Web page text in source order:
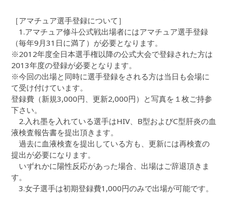
［アマチュア選手登録について］
1.アマチュア修斗公式戦出場者にはアマチュア選手登録
（毎年9月31日に満了）が必要となります。
※2012年度全日本選手権以降の公式大会で登録された方は
2013年度の登録が必要となります。
※今回の出場と同時に選手登録をされる方は当日も会場に
て受け付けています。
登録費（新規3,000円、更新2,000円）と写真を１枚ご持参
下さい。
2.入れ墨を入れている選手はHIV、B型およびC型肝炎の血
液検査報告書を提出頂きます。
過去に血液検査を提出している方も、更新には再検査の
提出が必要になります。
いずれかに陽性反応があった場合、出場はご辞退頂きま
す。
3.女子選手は初期登録費1,000円のみで出場が可能です。